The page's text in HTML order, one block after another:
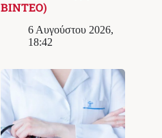
ΒΙΝΤΕΟ)
6 Αυγούστου 2026,
18:42